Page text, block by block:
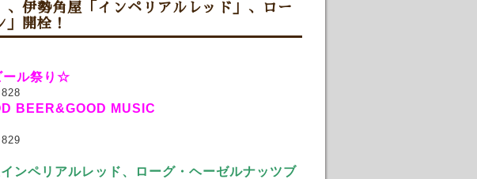
、伊勢角屋「インペリアルレッド」、ロー
開栓！
ール祭り☆
BEER&GOOD MUSIC
ンペリアルレッド、ローグ・ヘーゼルナッツブ